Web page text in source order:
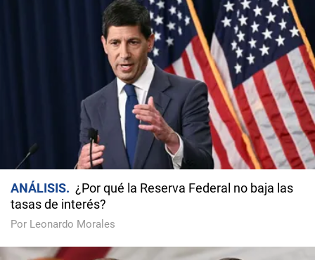
ANÁLISIS
¿Por qué la Reserva Federal no baja las
tasas de interés?
Por Leonardo Morales